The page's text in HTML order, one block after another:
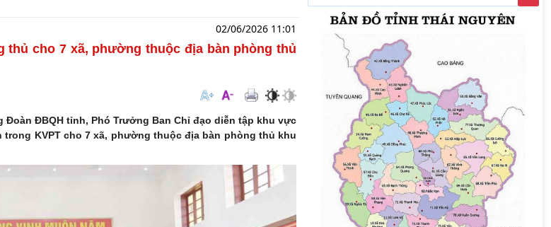
02/06/2026 11:01
thủ cho 7 xã, phường thuộc địa bàn phòng thủ
ĐBQH tỉnh, Phó Trưởng Ban Chỉ đạo diễn tập khu vực
KVPT cho 7 xã, phường thuộc địa bàn phòng thủ khu